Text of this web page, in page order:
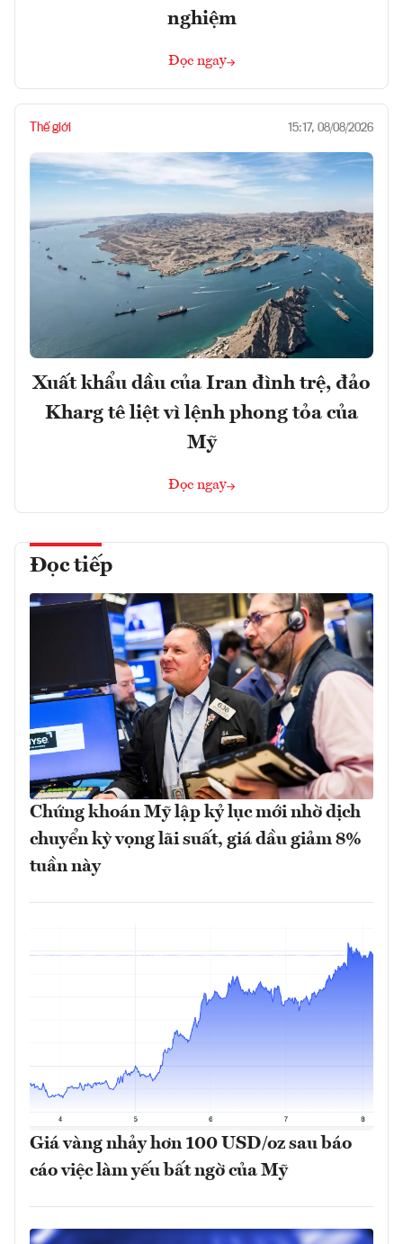
nghiệm
Đọc ngay
Thế giới 15:17, 08/08/2026
Xuất khẩu dầu của Iran đình trệ, đảo
Kharg tê liệt vì lệnh phong tỏa của
Mỹ
Đọc ngay
Đọc tiếp
Chứng khoán Mỹ lập kỷ lục mới nhờ dịch
chuyển kỳ vọng lãi suất, giá dầu giảm 8%
tuần này
Giá vàng nhảy hơn 100 USD/oz sau báo
cáo việc làm yếu bất ngờ của Mỹ